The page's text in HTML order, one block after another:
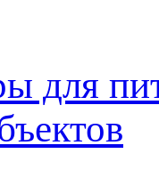
для